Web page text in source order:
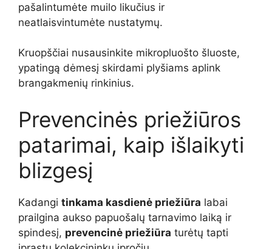
pašalintumėte muilo likučius ir
neatlaisvintumėte nustatymų.
Kruopščiai nusausinkite mikropluošto šluoste,
ypatingą dėmesį skirdami plyšiams aplink
brangakmenių rinkinius.
Prevencinės priežiūros
patarimai, kaip išlaikyti
blizgesį
Kadangi tinkama kasdienė priežiūra labai
prailgina aukso papuošalų tarnavimo laiką ir
spindesį, prevencinė priežiūra turėtų tapti